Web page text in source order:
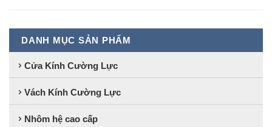
DANH MỤC SẢN PHẨM
Cửa Kính Cường Lực
Vách Kính Cường Lực
Nhôm hệ cao cấp